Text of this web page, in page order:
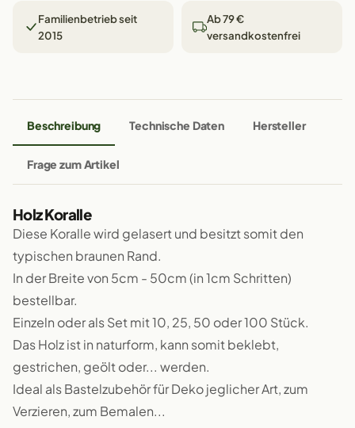
Familienbetrieb seit
2015
Ab 79 €
versandkostenfrei
Beschreibung Technische Daten Hersteller
Frage zum Artikel
Holz Koralle
Diese Koralle wird gelasert und besitzt somit den
typischen braunen Rand.
In der Breite von 5cm - 50cm (in 1cm Schritten)
bestellbar.
Einzeln oder als Set mit 10, 25, 50 oder 100 Stück.
Das Holz ist in naturform, kann somit beklebt,
gestrichen, geölt oder... werden.
Ideal als Bastelzubehör für Deko jeglicher Art, zum
Verzieren, zum Bemalen...